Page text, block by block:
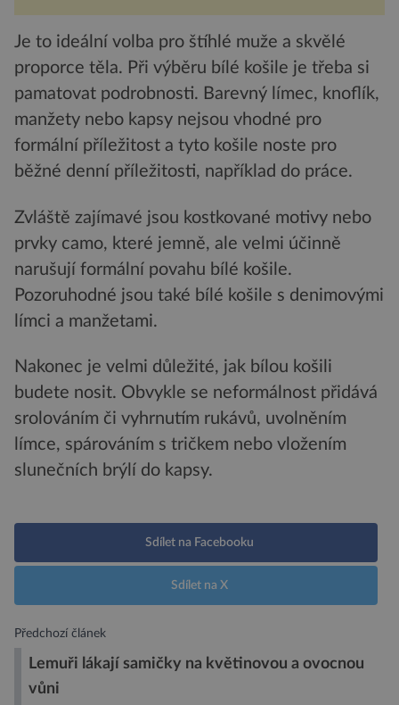
Je to ideální volba pro štíhlé muže a skvělé
proporce těla. Při výběru bílé košile je třeba si
pamatovat podrobnosti. Barevný límec, knoflík,
manžety nebo kapsy nejsou vhodné pro
formální příležitost a tyto košile noste pro
běžné denní příležitosti, například do práce.
Zvláště zajímavé jsou kostkované motivy nebo
prvky camo, které jemně, ale velmi účinně
narušují formální povahu bílé košile.
Pozoruhodné jsou také bílé košile s denimovými
límci a manžetami.
Nakonec je velmi důležité, jak bílou košili
budete nosit. Obvykle se neformálnost přidává
srolováním či vyhrnutím rukávů, uvolněním
límce, spárováním s tričkem nebo vložením
slunečních brýlí do kapsy.
Sdílet na Facebooku
Sdílet na X
Předchozí článek
Lemuři lákají samičky na květinovou a ovocnou
vůni